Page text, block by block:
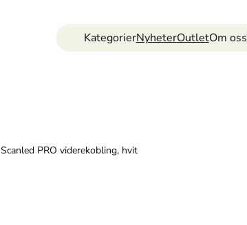
KategorierNyheterOutletOm oss
Scanled PRO viderekobling, hvit